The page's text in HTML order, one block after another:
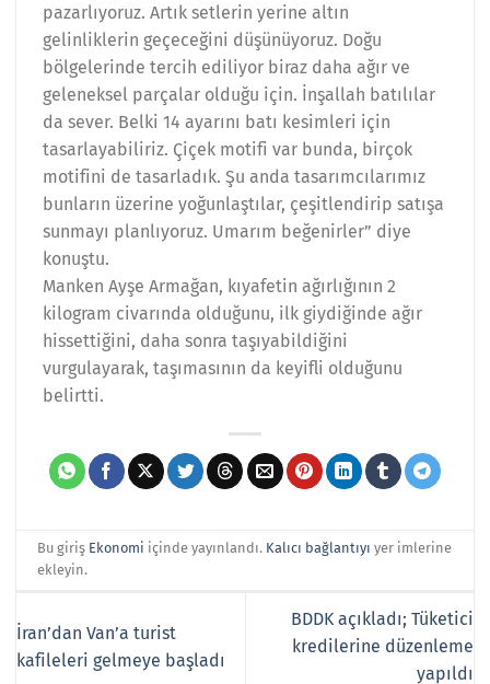
pazarlıyoruz. Artık setlerin yerine altın
gelinliklerin geçeceğini düşünüyoruz. Doğu
bölgelerinde tercih ediliyor biraz daha ağır ve
geleneksel parçalar olduğu için. İnşallah batılılar
da sever. Belki 14 ayarını batı kesimleri için
tasarlayabiliriz. Çiçek motifi var bunda, birçok
motifini de tasarladık. Şu anda tasarımcılarımız
bunların üzerine yoğunlaştılar, çeşitlendirip satışa
sunmayı planlıyoruz. Umarım beğenirler” diye
konuştu.
Manken Ayşe Armağan, kıyafetin ağırlığının 2
kilogram civarında olduğunu, ilk giydiğinde ağır
hissettiğini, daha sonra taşıyabildiğini
vurgulayarak, taşımasının da keyifli olduğunu
belirtti.
Bu giriş Ekonomi içinde yayınlandı. Kalıcı bağlantıyı yer imlerine
ekleyin.
İran’dan Van’a turist
kafileleri gelmeye başladı
BDDK açıkladı; Tüketici
kredilerine düzenleme
yapıldı